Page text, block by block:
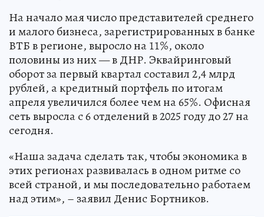
На начало мая число представителей среднего
и малого бизнеса, зарегистрированных в банке
ВТБ в регионе, выросло на 11%, около
половины из них — в ДНР. Эквайринговый
оборот за первый квартал составил 2,4 млрд
рублей, а кредитный портфель по итогам
апреля увеличился более чем на 65%. Офисная
сеть выросла с 6 отделений в 2025 году до 27 на
сегодня.
«Наша задача сделать так, чтобы экономика в
этих регионах развивалась в одном ритме со
всей страной, и мы последовательно работаем
над этим», – заявил Денис Бортников.